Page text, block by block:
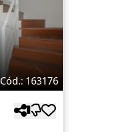
Cód.: 163176